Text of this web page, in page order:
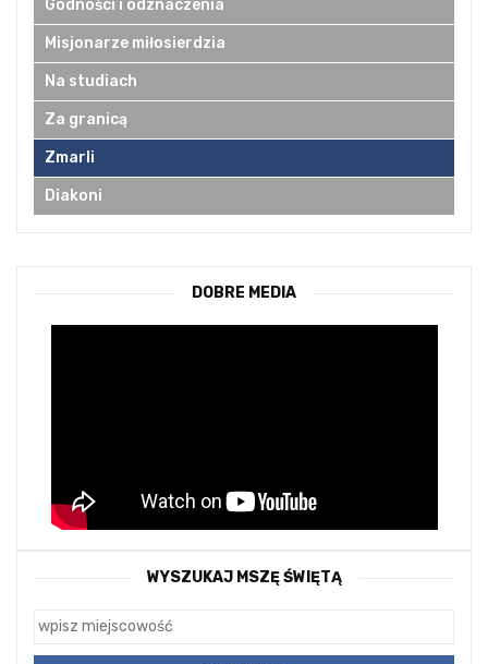
Godności i odznaczenia
Misjonarze miłosierdzia
Na studiach
Za granicą
Zmarli
Diakoni
DOBRE MEDIA
WYSZUKAJ MSZĘ ŚWIĘTĄ